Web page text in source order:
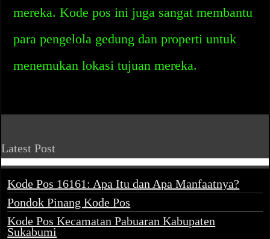
mereka. Kode pos ini juga sangat membantu
para pengelola gedung dan properti untuk
menemukan lokasi tujuan mereka.
Latest Post
Kode Pos 16161: Apa Itu dan Apa Manfaatnya?
Pondok Pinang Kode Pos
Kode Pos Kecamatan Pabuaran Kabupaten
Sukabumi